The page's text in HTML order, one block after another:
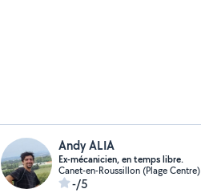
Andy ALIA
Ex-mécanicien, en temps libre.
Canet-en-Roussillon (Plage Centre)
-/5